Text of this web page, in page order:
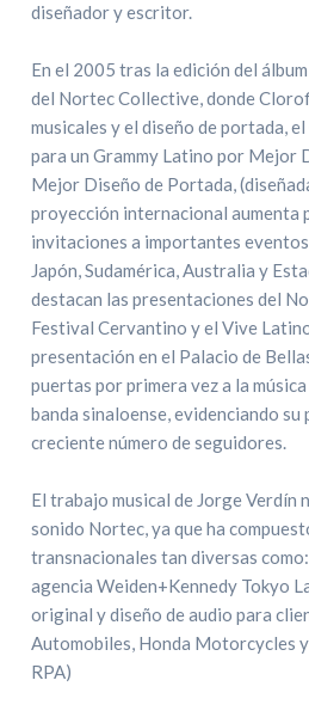
diseñador y escritor.
En el 2005 tras la edición del
del Nortec Collective, donde
musicales y el diseño de portada,
para un Grammy Latino por
Mejor Diseño de Portada,
proyección internacional aumenta
invitaciones a importantes eventos
Japón, Sudamérica, Australia y
destacan las presentaciones del
Festival Cervantino y el Vive
presentación en el Palacio de
puertas por primera vez a la
banda sinaloense, evidenciando
creciente número de seguidores.
El trabajo musical de Jorge Verdín
sonido Nortec, ya que ha
transnacionales tan diversas
agencia Weiden+Kennedy Tokyo
original y diseño de audio para
Automobiles, Honda Motorcycles
RPA)